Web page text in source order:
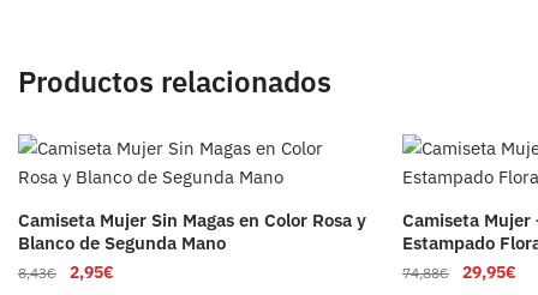
Productos relacionados
Camiseta Mujer Sin Magas en Color Rosa y
Blanco de Segunda Mano
8,43€ 2,95€
Camiseta Mujer
Estampado
74,88€ 29,95€